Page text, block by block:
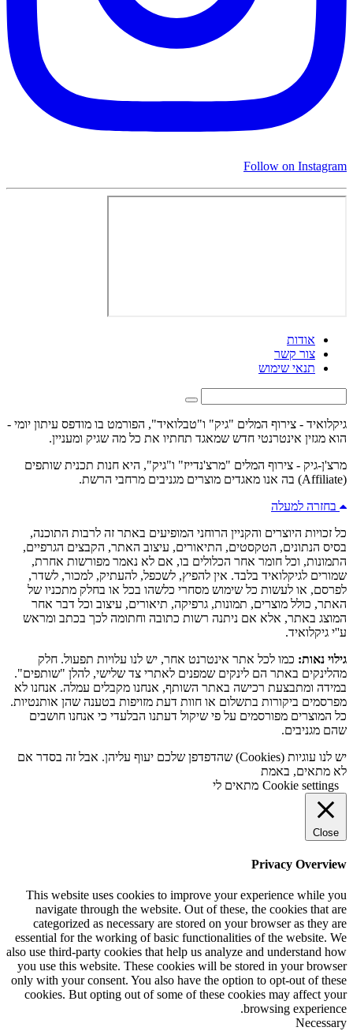
Follow on Instagram
אודות
צור קשר
תנאי שימוש
גיקלואיד - צירוף המלים "גיק" ו"טבלואיד", הפורמט בו מודפס עיתון יומי -
הוא מגזין אינטרנטי חדש שמאגד תחתיו את כל מה שגיק ומעניין.
מרצ'ן-גיק - צירוף המלים "מרצ'נדייז" ו"גיק", היא חנות תכנית שותפים
(Affiliate) בה אנו מאגדים מוצרים מגניבים מרחבי הרשת.
בחזרה למעלה
כל זכויות היוצרים והקניין הרוחני המופיעים באתר זה לרבות התוכנה,
בסיס הנתונים, הטקסטים, התיאורים, עיצוב האתר, הקבצים הגרפיים,
התמונות, וכל חומר אחר הכלולים בו, אם לא נאמר מפורשות אחרת,
שמורים לגיקלואיד בלבד. אין להפיץ, לשכפל, להעתיק, למכור, לשדר,
לפרסם, או לעשות כל שימוש מסחרי כלשהו בכל או בחלק מתכניו של
האתר, כולל מוצרים, תמונות, גרפיקה, תיאורים, עיצוב וכל דבר אחר
המוצג באתר, אלא אם ניתנה רשות כתובה וחתומה לכך בכתב ומראש
ע''י גיקלואיד.
גילוי נאות: כמו לכל אתר אינטרנט אחר, יש לנו עלויות תפעול. חלק
מהלינקים באתר הם לינקים שמפנים לאתרי צד שלישי, להלן "שותפים".
במידה ומתבצעת רכישה באתר השותף, אנחנו מקבלים עמלה. אנחנו לא
מפרסמים ביקורות בתשלום או חוות דעת מזויפות בטענה שהן אותנטיות.
כל המוצרים מפורסמים על פי שיקול דעתנו הבלעדי כי אנחנו חושבים
שהם מגניבים.
יש לנו עוגיות (Cookies) שהדפדפן שלכם יעוף עליהן. אבל זה בסדר אם
לא מתאים, באמת
Cookie settings מתאים לי
Close
Privacy Overview
This website uses cookies to improve your experience while you
navigate through the website. Out of these, the cookies that are
categorized as necessary are stored on your browser as they are
essential for the working of basic functionalities of the website. We
also use third-party cookies that help us analyze and understand how
you use this website. These cookies will be stored in your browser
only with your consent. You also have the option to opt-out of these
cookies. But opting out of some of these cookies may affect your
browsing experience.
Necessary